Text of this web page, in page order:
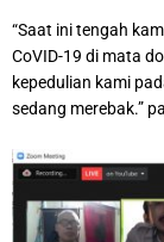
“Saat ini tengah
CoVID-19 di mata
kepedulian kami
sedang merebak.”